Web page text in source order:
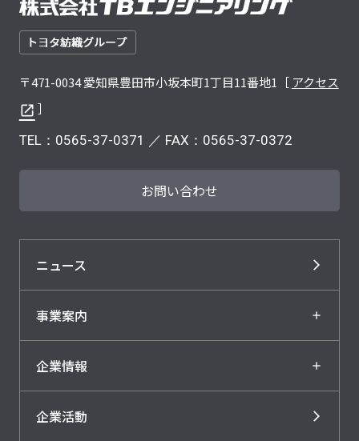
〒471-0034 愛知県豊田市小坂本町1丁目11番地1［ アクセス
］
TEL： 0565-37-0371 ／ FAX：0565-37-0372
お問い合わせ
ニュース
事業案内
企業情報
企業活動